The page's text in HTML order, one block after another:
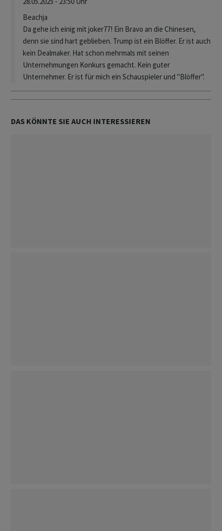
Beachja
Da gehe ich einig mit joker77! Ein Bravo an die Chinesen,
denn sie sind hart geblieben. Trump ist ein Blöffer. Er ist auch
kein Dealmaker. Hat schon mehrmals mit seinen
Unternehmungen Konkurs gemacht. Kein guter
Unternehmer. Er ist für mich ein Schauspieler und "Blöffer".
DAS KÖNNTE SIE AUCH INTERESSIEREN